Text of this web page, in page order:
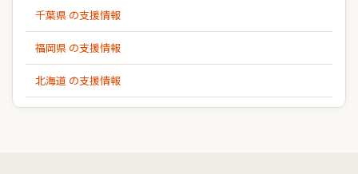
千葉県 の支援情報
福岡県 の支援情報
北海道 の支援情報